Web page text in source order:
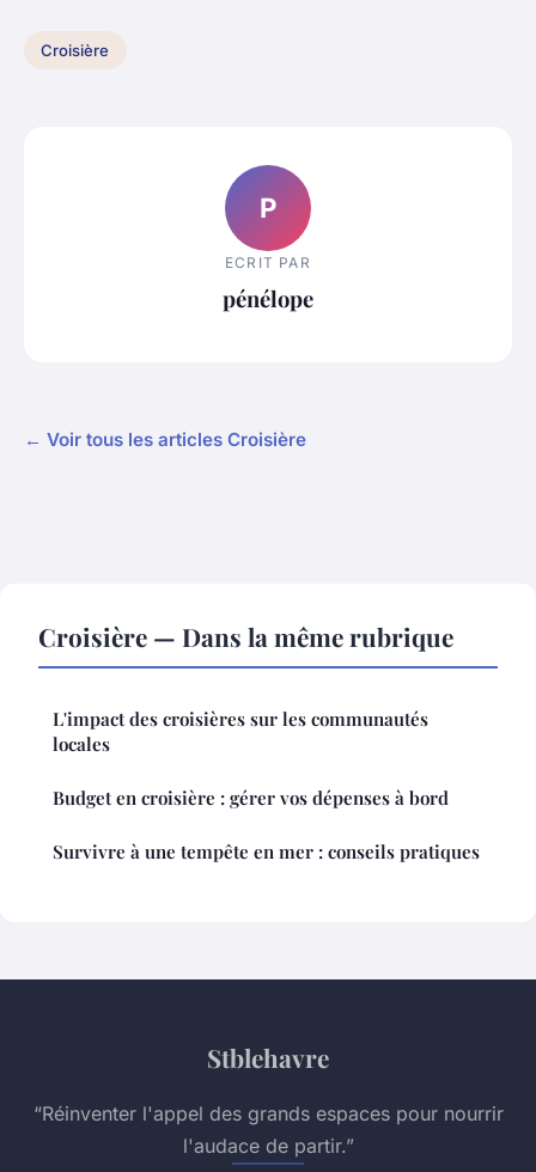
Croisière
P
ECRIT PAR
pénélope
← Voir tous les articles Croisière
Croisière — Dans la même rubrique
L'impact des croisières sur les communautés
locales
Budget en croisière : gérer vos dépenses à bord
Survivre à une tempête en mer : conseils pratiques
Stblehavre
“Réinventer l'appel des grands espaces pour nourrir
l'audace de partir.”